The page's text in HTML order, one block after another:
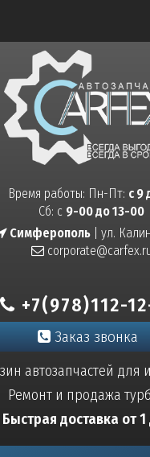
Время работы: Пн-Пт: с 9
Сб: с 9-00 до 13-00
Симферополь | ул.
+7(978)112-
Заказ звонка
автозапчастей для
Ремонт и продажа
Быстрая доставка от 1